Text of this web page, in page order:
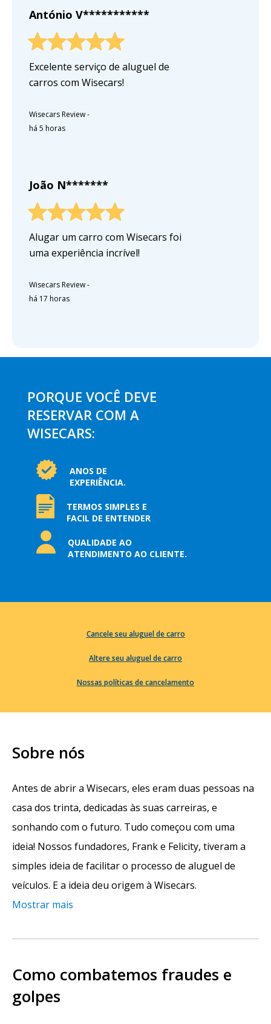
António V***********
Excelente serviço de aluguel de
carros com Wisecars!
Wisecars Review-
há 5 horas
João N*******
Alugar um carro com Wisecars foi
uma experiência incrível!
Wisecars Review-
há 17 horas
PORQUE VOCÊ DEVE
RESERVAR COM A
WISECARS:
ANOS DE
EXPERIÊNCIA.
TERMOS SIMPLES E
FACIL DE ENTENDER
QUALIDADE AO
ATENDIMENTO AO CLIENTE.
Cancele seu aluguel de carro
Altere seu aluguel de carro
Nossas políticas de cancelamento
Sobre nós
Antes de abrir a Wisecars, eles eram duas pessoas na
casa dos trinta, dedicadas às suas carreiras, e
sonhando com o futuro. Tudo começou com uma
ideia! Nossos fundadores, Frank e Felicity, tiveram a
simples ideia de facilitar o processo de aluguel de
veículos. E a ideia deu origem à Wisecars.
Mostrar mais
Como combatemos fraudes e
golpes